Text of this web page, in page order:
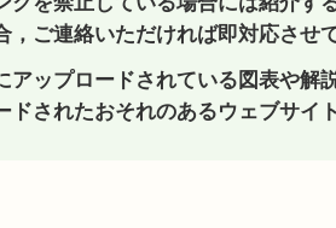
，ご連絡いただければ即対応させ
アップロードされている図表や解
ドされたおそれのあるウェブサイ